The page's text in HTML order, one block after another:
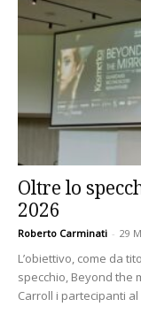
Oltre lo
2026
Roberto Carminati - 29
L’obiettivo, come da
specchio, Beyond the
Carroll i partecipanti al